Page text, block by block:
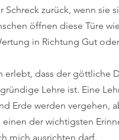
zurück, wenn sie
öffnen diese Türe
in Richtung Gut
dass der göttliche
Lehre ist. Eine
Erde werden vergehen,
der wichtigsten
mich ausrichten darf.